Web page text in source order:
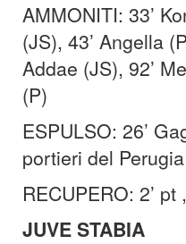
AMMONITI: 33’
(JS), 43’ Angella
Addae (JS), 92’
(P)
ESPULSO: 26’
portieri del
RECUPERO: 2’ pt
JUVE STABIA